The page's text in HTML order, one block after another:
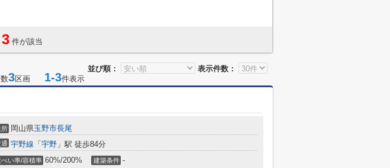
3 件が該当
並び順：
表示件数：
3区画 1-3件表示
所 岡山県玉野市長尾
宇野線 「 宇野 」駅 徒歩84分
ぺい率/容積率 60%/200% 建築条件 -